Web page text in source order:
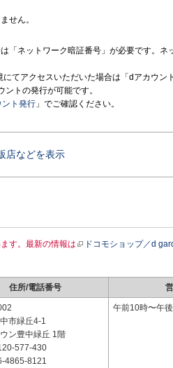
せん。
「ネットワーク暗証番号」が必要です。ネ
てアクセスいただいた場合は「dアカウン
トの発行が可能です。
ト発行 」でご確認ください。
店などを表示
す。最新の情報は ドコモショップ／d
住所/電話番号
市緑丘4-1
ン豊中緑丘 1階
577-430
4865-8121
午前10時〜午